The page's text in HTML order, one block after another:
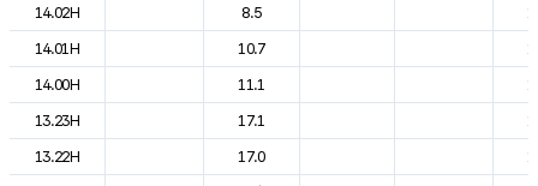
14.02H
8.5
14.01H
10.7
14.00H
11.1
13.23H
17.1
13.22H
17.0